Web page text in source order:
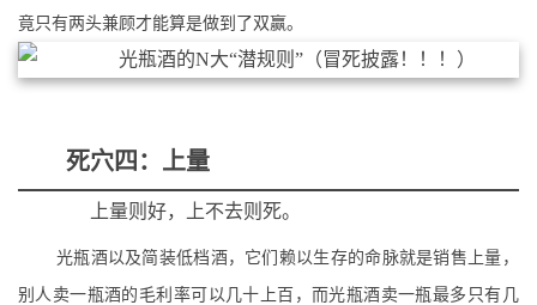
竟只有两头兼顾才能算是做到了双赢。
死穴四：上量
上量则好，上不去则死。
光瓶酒以及简装低档酒，它们赖以生存的命脉就是销售上量，
别人卖一瓶酒的毛利率可以几十上百，而光瓶酒卖一瓶最多只有几